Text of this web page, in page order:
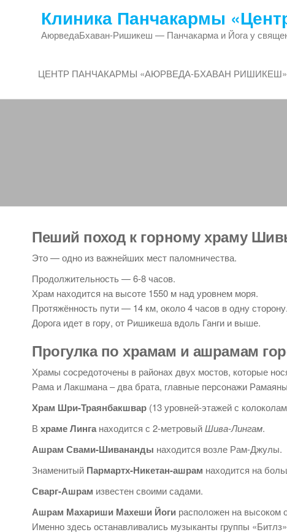
содержимому
Клиника Панчакармы
АюрведаБхаван-Ришикеш — Панчакарма и Йога у
ЦЕНТР ПАНЧАКАРМЫ «АЮРВЕДА-БХАВАН РИШИКЕШ»
Пеший поход к горному храму
Это — одно из важнейших мест паломничества.
Продолжительность — 6-8 часов.
Храм находится на высоте 1550 м над уровнем моря.
Протяжённость пути — 14 км, около 4 часов в одну сторону.
Дорога идет в гору, от Ришикеша вдоль Ганги и выше.
Прогулка по храмам и ашрамам
Храмы сосредоточены в районах двух мостов, которые
Рама и Лакшмана – два брата, главные персонажи
Храм Шри-Траянбакшвар (13 уровней-этажей с
В храме Линга находится с 2-метровыйШива-Лингам.
Ашрам Свами-Шивананды находится возле Рам-Джулы.
Знаменитый Пармартх-Никетан-ашрам находится на
Сварг-Ашрам известен своими садами.
Ашрам Махариши Махеши Йоги расположен на высоком
Именно здесь останавливались музыканты группы «Битлз»